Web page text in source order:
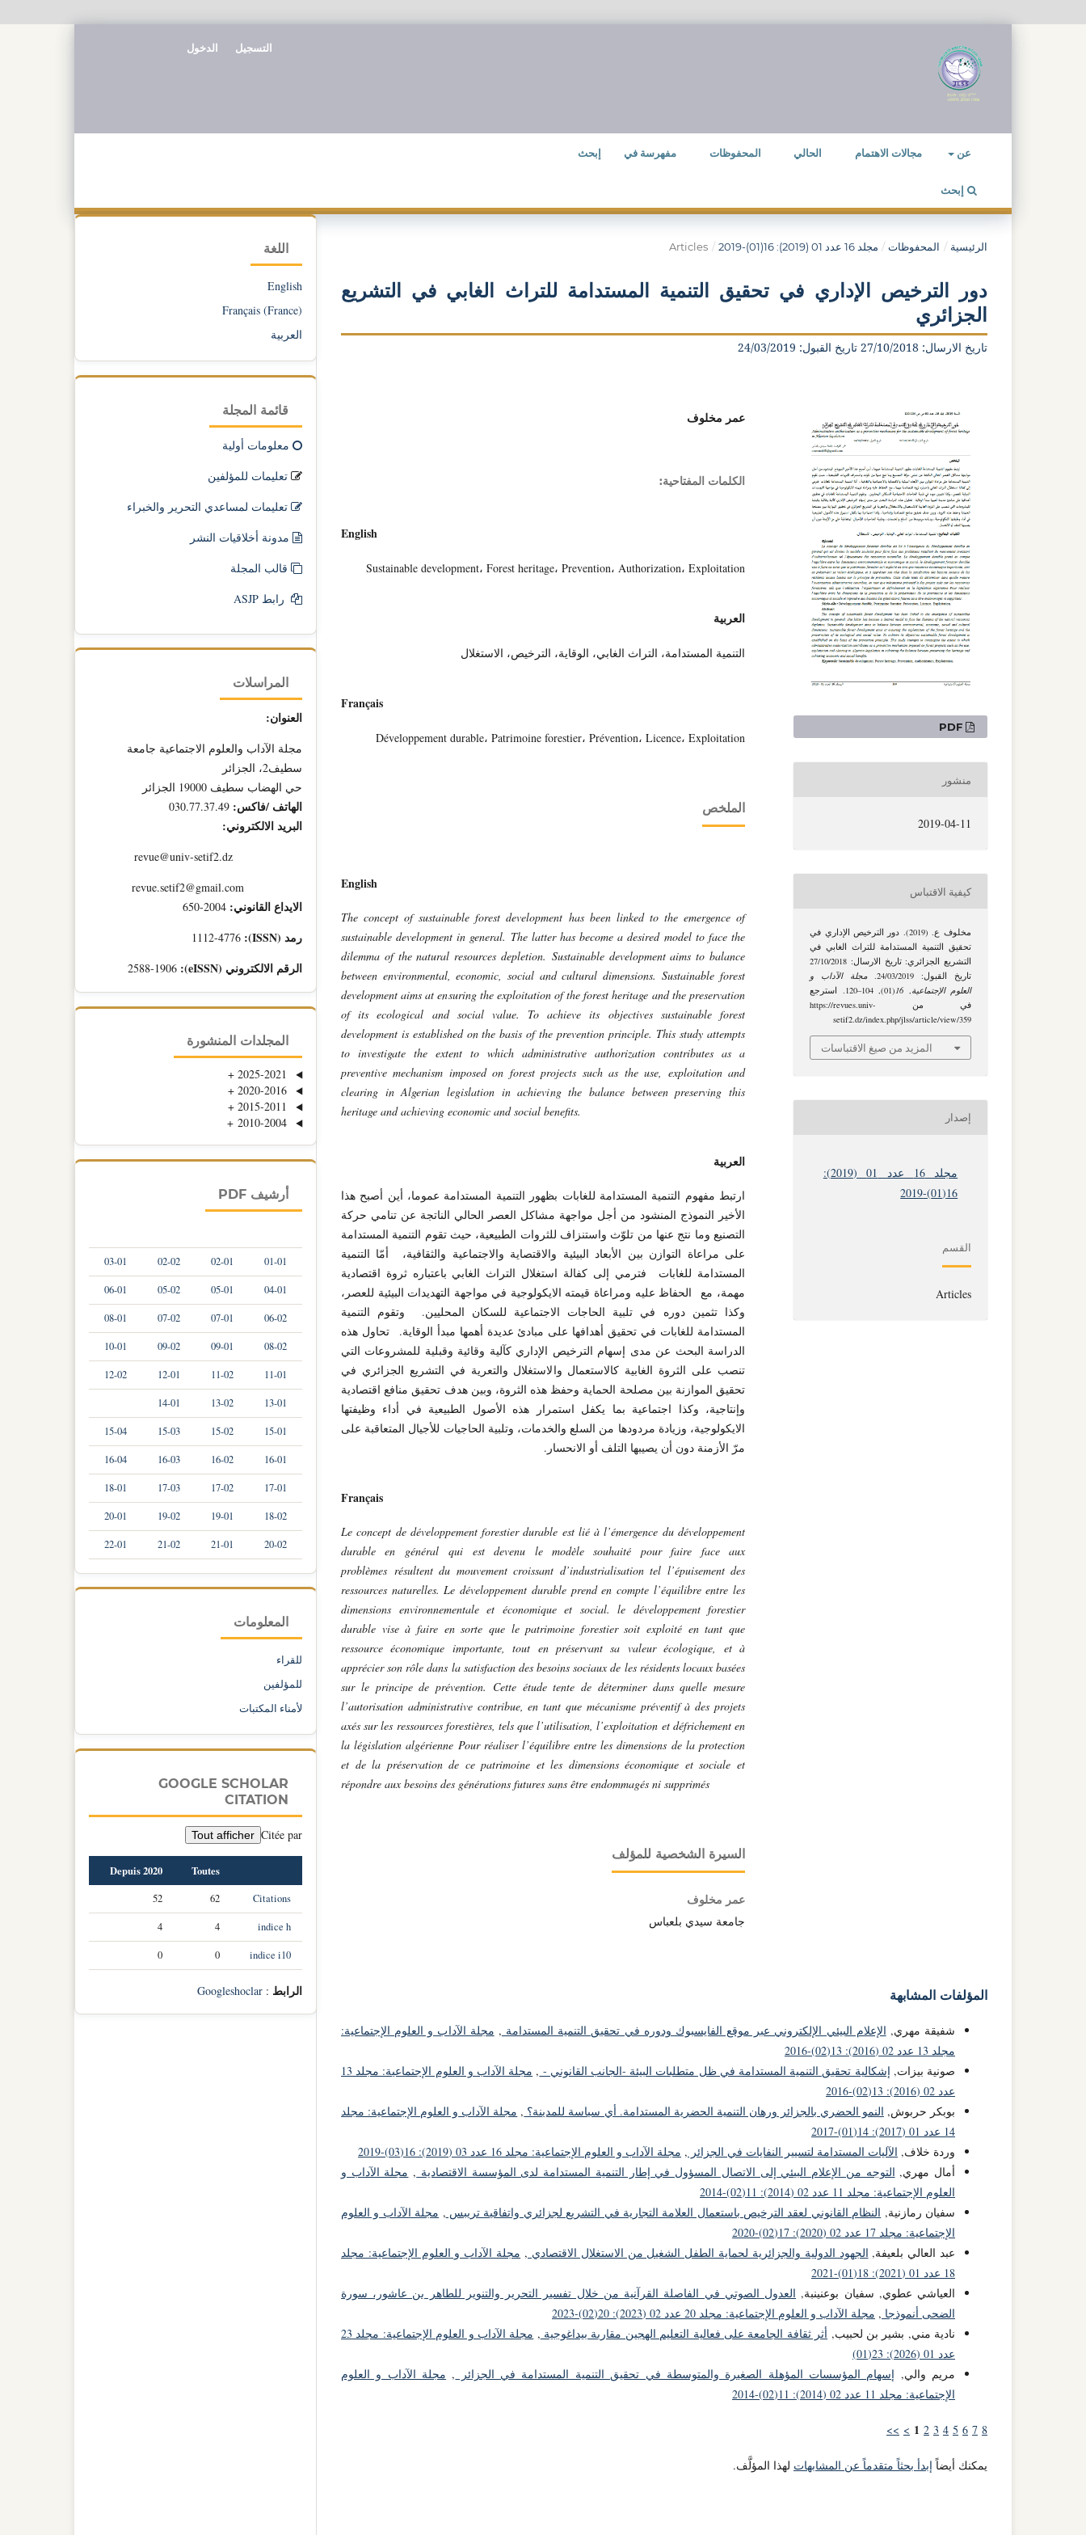
عن مجالات الاهتمام الحالي المحفوظات مفهرسة في إبحث
إبحث
التسجيل الدخول
الرئيسية / المحفوظات / مجلد 16 عدد 01 (2019): 16(01)-2019 /
Articles
دور الترخيص الإداري في تحقیق التنمیة المستدامة للتراث الغابي في التشريع
الجزائري
تاريخ الارسال: 27/10/2018 تاريخ القبول: 24/03/2019
عمر مخلوف
الكلمات المفتاحية:
English
Sustainable development، Forest heritage، Prevention، Authorization، Exploitation
العربية
التنمية المستدامة، التراث الغابي، الوقاية، الترخيص، الاستغلال
Français
Développement durable، Patrimoine forestier، Prévention، Licence، Exploitation
الملخص
English
The concept of sustainable forest development has been linked to the emergence of
sustainable development in general. The latter has become a desired model to face the
dilemma of the natural resources depletion. Sustainable development aims to balance
between environmental, economic, social and cultural dimensions. Sustainable forest
development aims at ensuring the exploitation of the forest heritage and the preservation
of its ecological and social value. To achieve its objectives sustainable forest
development is established on the basis of the prevention principle. This study attempts
to investigate the extent to which administrative authorization contributes as a
preventive mechanism imposed on forest projects such as the use, exploitation and
clearing in Algerian legislation in achieving the balance between preserving this
heritage and achieving economic and social benefits.
العربية
ارتبط مفهوم التنمية المستدامة للغابات بظهور التنمية المستدامة عموما، أين أصبح هذا
الأخير النموذج المنشود من أجل مواجهة مشاكل العصر الحالي الناتجة عن تنامي حركة
التصنيع وما نتج عنها من تلوّث واستنزاف للثروات الطبيعية، حيث تقوم التنمية المستدامة
على مراعاة التوازن بين الأبعاد البيئية والاقتصاية والاجتماعية والثقافية، أمّا التنمية
المستدامة للغابات فترمي إلى كفالة استغلال التراث الغابي باعتباره ثروة اقتصادية
مهمة، مع الحفاظ عليه ومراعاة قيمته الايكولوجية في مواجهة التهديدات البيئية للعصر،
وكذا تثمين دوره في تلبية الحاجات الاجتماعية للسكان المحليين. وتقوم التنمية
المستدامة للغابات في تحقيق أهدافها على مبادئ عديدة أهمها مبدأ الوقاية. تحاول هذه
الدراسة البحث عن مدى إسهام الترخيص الإداري كآلية وقائية وقبلية للمشروعات التي
تنصب على الثروة الغابية كالاستعمال والاستغلال والتعرية في التشريع الجزائري في
تحقيق الموازنة بين مصلحة الحماية وحفظ هذه الثروة، وبين هدف تحقيق منافع اقتصادية
وإنتاجية، وكذا اجتماعية بما يكفل استمرار هذه الأصول الطبيعية في أداء وظيفتها
الايكولوجية، وزيادة مردودها من السلع والخدمات، وتلبية الحاجيات للأجيال المتعاقبة على
مرّ الأزمنة دون أن يصيبها التلف أو الانحسار.
Français
Le concept de développement forestier durable est lié à l’émergence du développement
durable en général
qui est devenu le modèle souhaité pour faire face aux
problèmes résultent du mouvement croissant d’industrialisation tel l’épuisement des
ressources naturelles. Le développement durable prend en compte l’équilibre entre les
dimensions environnementale et économique et social. le développement forestier
durable vise à faire en sorte que le patrimoine forestier soit exploité en tant que
ressource économique importante, tout en préservant sa valeur écologique, et à
apprécier son rôle dans la satisfaction des besoins sociaux de les résidents locaux basées
sur le principe de prévention. Cette étude tente de déterminer dans quelle mesure
l’autorisation administrative contribue, en tant que mécanisme préventif à des projets
axés sur les ressources forestières, tels que l’utilisation, l’exploitation et défrichement en
la législation algérienne Pour réaliser l’équilibre entre les dimensions de la protection
et de la préservation de ce patrimoine et les dimensions économique et sociale et
répondre aux besoins des générations futures sans être endommagés ni supprimés
السيرة الشخصية للمؤلف
عمر مخلوف
جامعة سيدي بلعباس
التنزيلات
PDF
منشور
2019-04-11
كيفية الاقتباس
مخلوف ع. (2019). دور الترخيص الإداري في
تحقیق التنمیة المستدامة للتراث الغابي في
التشريع الجزائري: تاريخ الارسال: 27/10/2018
تاريخ القبول: 24/03/2019.
مجلة الآداب و
العلوم الإجتماعية,
16
(01), 104–120. استرجع
في من https://revues.univ-
setif2.dz/index.php/jlss/article/view/359
المزيد من صيغ الاقتباسات
إصدار
مجلد 16 عدد 01 (2019):
16(01)-2019
القسم
Articles
المؤلفات المشابهة
شفيقة مهري, الإعلام البيئي الإلكتروني عبر موقع الفايسبوك ودوره في تحقيق التنمية المستدامة , مجلة الآداب و العلوم الإجتماعية:
مجلد 13 عدد 02 (2016): 13(02)-2016
صونية بيزات, إشكالية تحقيق التنمية المستدامة في ظل متطلبات البيئة -الجانب القانوني - ,
مجلة الآداب و العلوم الإجتماعية: مجلد 13
عدد 02 (2016): 13(02)-2016
بوبكر حربوش, النمو الحضري بالجزائر ورهان التنمية الحضرية المستدامة. أي سياسة للمدينة؟ , مجلة الآداب و العلوم الإجتماعية: مجلد
14 عدد 01 (2017): 14(01)-2017
وردة خلاف, الآليات المستدامة لتسيير النفايات في الجزائر , مجلة الآداب و العلوم الإجتماعية: مجلد 16 عدد 03 (2019): 16(03)-2019
أمال مهري, التوجه من الإعلام البيئي إلى الاتصال المسؤول في إطار التنمية المستدامة لدى المؤسسة الاقتصادية , مجلة الآداب و
العلوم الإجتماعية: مجلد 11 عدد 02 (2014): 11(02)-2014
سفيان رمازنية, النظام القانوني لعقد الترخيص باستعمال العلامة التجارية في التشريع لجزائري واتفاقية تريبس , مجلة الآداب و العلوم
الإجتماعية: مجلد 17 عدد 02 (2020): 17(02)-2020
عبد العالي بلعيفة, الجهود الدولية والجزائرية لحماية الطفل الشغيل من الاستغلال الاقتصادي , مجلة الآداب و العلوم الإجتماعية: مجلد
18 عدد 01 (2021): 18(01)-2021
العياشي عطوي, سفيان بوعنينبة, العدول الصوتي في الفاصلة القرآنية من خلال تفسير التحرير والتنوير للطاهر بن عاشور، سورة
الضحى أنموذجا , مجلة الآداب و العلوم الإجتماعية: مجلد 20 عدد 02 (2023): 20(02)-2023
نادية مني, بشير بن لحبيب, أثر ثقافة الجامعة على فعالية التعليم الهجين مقاربة بيداغوجية ,
مجلة الآداب و العلوم الإجتماعية: مجلد 23
عدد 01 (2026): 23(01)
مريم والي, إسهام المؤسسات المؤهلة الصغيرة والمتوسطة في تحقيق التنمية المستدامة في الجزائر , مجلة الآداب و العلوم
الإجتماعية: مجلد 11 عدد 02 (2014): 11(02)-2014
1 2 3 4 5 6 7 8
>
>>
يمكنك أيضاً إبدأ بحثاً متقدماً عن المشابهات لهذا المؤلَّف.
اللغة
English
Français (France)
العربية
قائمة المجلة
معلومات أولية
تعليمات للمؤلفين
تعليمات لمساعدي التحرير والخبراء
مدونة أخلاقيات النشر
قالب المجلة
رابط ASJP
المراسلات
العنوان:
مجلة الآداب والعلوم الاجتماعية جامعة
سطيف2، الجزائر
حي الهضاب سطيف 19000 الجزائر
الهاتف /فاكس:
البريد الالكتروني:
الايداع القانوني:
رمد (ISSN):
الرقم الالكتروني (eISSN):
المجلدات المنشورة
+
+
+
+
أرشيف PDF
01-01
02-01
02-02
03-01
04-01
05-01
05-02
06-01
06-02
07-01
07-02
08-01
08-02
09-01
09-02
10-01
11-01
11-02
12-01
12-02
13-01
13-02
14-01
15-01
15-02
15-03
15-04
16-01
16-02
16-03
16-04
17-01
17-02
17-03
18-01
18-02
19-01
19-02
20-01
20-02
21-01
21-02
22-01
المعلومات
للقراء
للمؤلفين
لأمناء المكتبات
GOOGLE SCHOLAR
CITATION
Citée par
Tout afficher
Toutes
Depuis 2020
Citations
62
52
indice h
4
4
indice i10
0
0
الرابط :
Googleshoclar